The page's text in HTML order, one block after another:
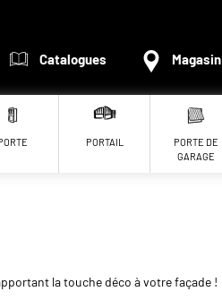
Catalogues Magasin
PORTAIL
PORTE DE
GARAGE
la touche déco à votre façade !